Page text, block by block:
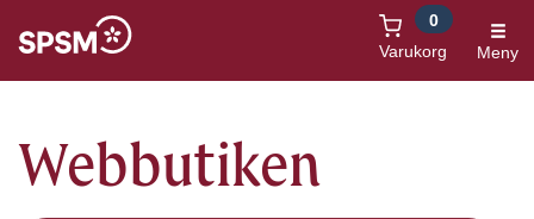
Varukorg
0
Meny
Webbutiken